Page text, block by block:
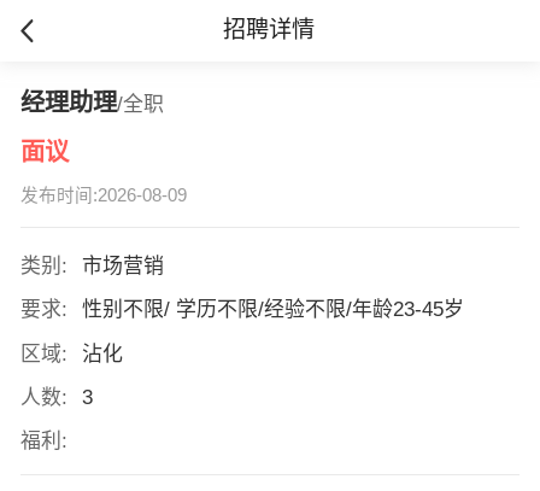
招聘详情
经理助理/全职
面议
发布时间:2026-08-09
类别:
市场营销
要求:
性别不限/ 学历不限/经验不限/年龄23-45岁
区域:
沾化
人数:
3
福利: